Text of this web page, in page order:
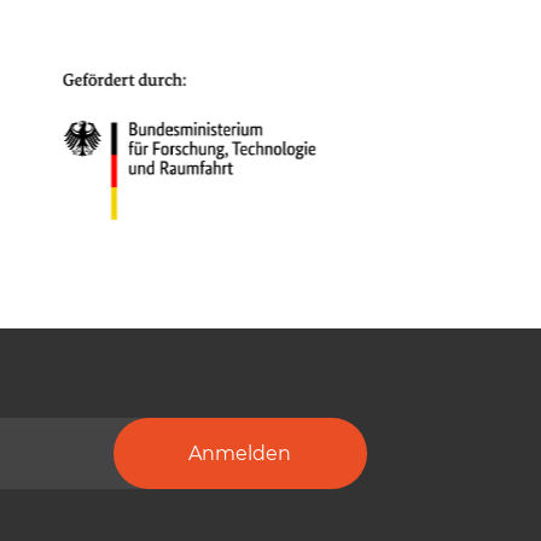
Anmelden